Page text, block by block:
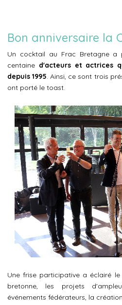
Bon anniversaire la
Un cocktail au Frac Bretagne a
centaine d'acteurs et actrices
depuis 1995. Ainsi, ce sont trois
ont porté le toast.
Une frise participative a éclairé
bretonne, les projets
événements fédérateurs, la